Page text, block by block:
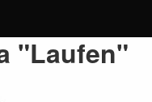
"Laufen"